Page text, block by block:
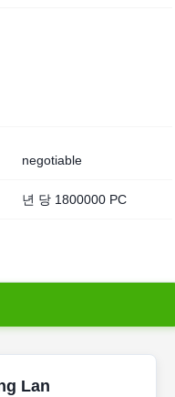
negotiable
년 당 1800000 PC
Lan